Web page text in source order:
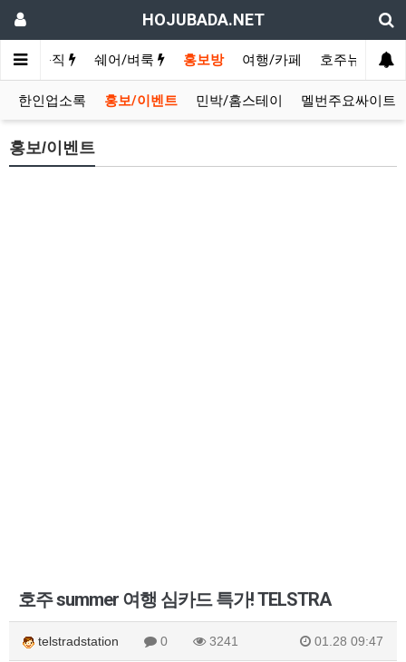
HOJUBADA.NET
구인/구직 쉐어/벼룩 홍보방 여행/카페 호주뉴스
한인업소록 홍보/이벤트 민박/홈스테이 멜번주요싸이트
홍보/이벤트
호주 summer 여행 심카드 특가! TELSTRA
telstradstation 0 3241 01.28 09:47